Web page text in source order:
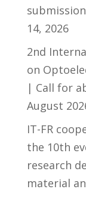
14, 2026
2nd
on
| Call for
August
IT-FR
the 10th
research
material